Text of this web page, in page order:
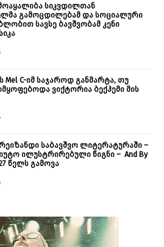
სიკვდილთან
გამოცდილებამ და სოციალური
სავსე ბავშვობამ კენი
Mel C-იმ საჯაროდ განმარტა, თუ
ვიქტორია ბექჰემი მის
საბავშვო ლიტერატურაში –
ილუსტრირებული წიგნი – And By
წელს გამოვა